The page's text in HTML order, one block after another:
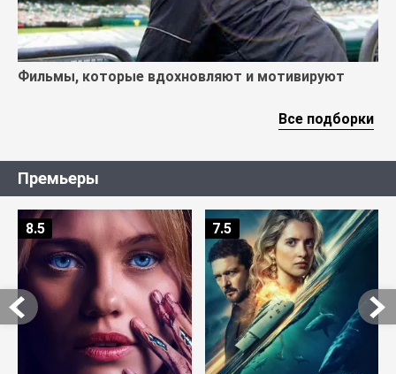
Фильмы, которые вдохновляют и мотивируют
Все подборки
Премьеры
8.5 7.5